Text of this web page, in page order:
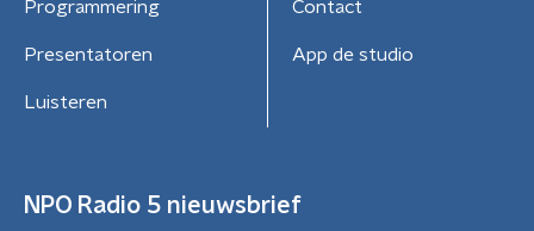
Programmering
Presentatoren
Luisteren
Contact
App de studio
NPO Radio 5 nieuwsbrief